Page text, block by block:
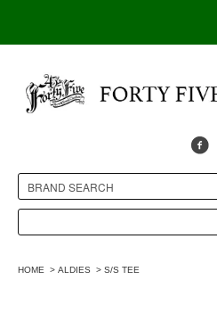
HOME > ALDIES > S/S TEE